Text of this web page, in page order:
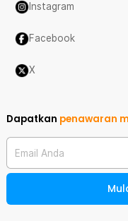
Instagram
Facebook
X
Dapatkan penawaran
Email Anda